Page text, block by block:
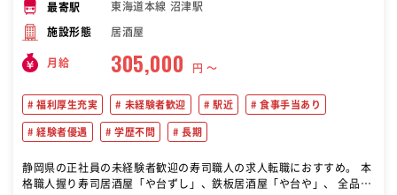
最寄駅 東海道本線 沼津駅
施設形態 居酒屋
月給 305,000 円 〜
福利厚生充実 未経験者歓迎 駅近 食事手当あり
経験者優遇 学歴不問 長期
静岡県の正社員の未経験者歓迎の寿司職人の求人転職におすすめ。 本
格職人握り寿司居酒屋「や台ずし」、鉄板居酒屋「や台や」、 全品28